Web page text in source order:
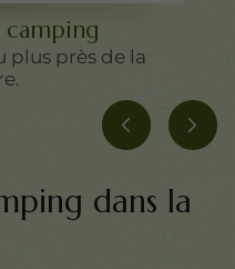
plus près de la
dans la